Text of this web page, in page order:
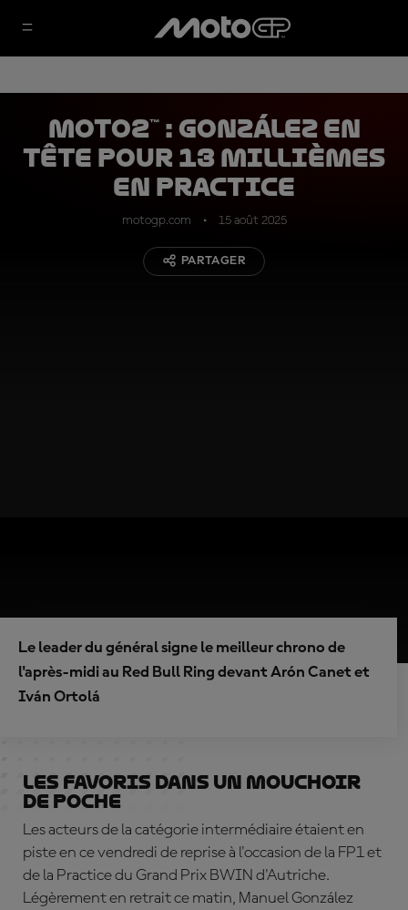
Moto2™ : González en
tête pour 13 millièmes
en Practice
motogp.com 15 août 2025
PARTAGER
Le leader du général signe le meilleur chrono de
l'après-midi au Red Bull Ring devant Arón Canet et
Iván Ortolá
Les favoris dans un mouchoir
de poche
Les acteurs de la catégorie intermédiaire étaient en
piste en ce vendredi de reprise à l'occasion de la FP1 et
de la Practice du Grand Prix BWIN d'Autriche.
Légèrement en retrait ce matin, Manuel González